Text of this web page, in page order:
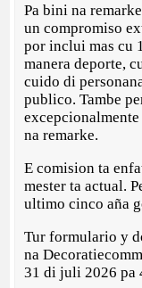
Pa bini na
un compromiso
por inclui mas cu
manera deporte,
cuido di
publico. Tambe
na remarke.
E comision ta
mester ta actual.
ultimo cinco aña
Tur formulario y
na
31 di juli 2026 pa